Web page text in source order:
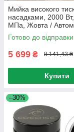
Мийка високого
насадками, 2000
МПа, Жовта /
високого тиску /
машини / Міні мийка
Готово до відправки
5 699 ₴ 8 141,43 ₴
Купити
–30%